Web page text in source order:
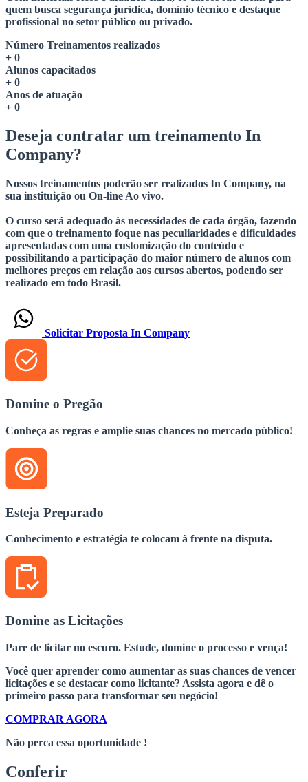
quem busca segurança jurídica, domínio técnico e destaque
profissional no setor público ou privado.
Número Treinamentos realizados
+ 0
Alunos capacitados
+ 0
Anos de atuação
+ 0
Deseja contratar um treinamento In
Company?
Nossos treinamentos poderão ser realizados In Company, na
sua instituição ou On-line Ao vivo.
O curso será adequado às necessidades de cada órgão, fazendo
com que o treinamento foque nas peculiaridades e dificuldades
apresentadas com uma customização do conteúdo e
possibilitando a participação do maior número de alunos com
melhores preços em relação aos cursos abertos, podendo ser
realizado em todo Brasil.
Solicitar Proposta In Company
Domine o Pregão
Conheça as regras e amplie suas chances no mercado público!
Esteja Preparado
Conhecimento e estratégia te colocam à frente na disputa.
Domine as Licitações
Pare de licitar no escuro. Estude, domine o processo e vença!
Você quer aprender como aumentar as suas chances de vencer
licitações e se destacar como licitante? Assista agora e dê o
primeiro passo para transformar seu negócio!
COMPRAR AGORA
Não perca essa oportunidade !
Conferir